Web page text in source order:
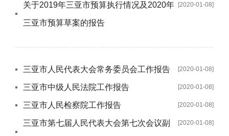
[2020-01-08]
关于2019年三亚市预算执行情况及2020年
三亚市预算草案的报告
[2020-01-08]
三亚市人民代表大会常务委员会工作报告
[2020-01-08]
三亚市中级人民法院工作报告
[2020-01-08]
三亚市人民检察院工作报告
[2020-01-08]
三亚市第七届人民代表大会第七次会议副